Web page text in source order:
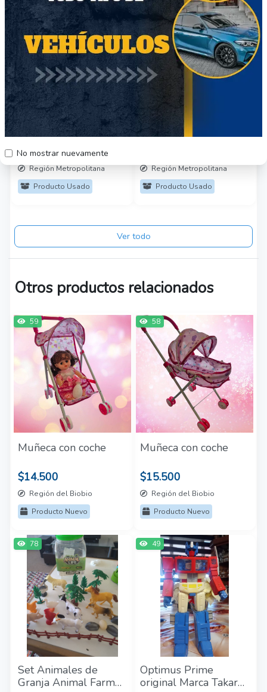
No mostrar nuevamente
Moto Yamaha yzf R1
$7000
Región Metropolitana
Producto Usado
Ford Taurus (racing
champions) Escala
Región Metropolitana
Producto Usado
Ver todo
Otros productos relacionados
59
Muñeca con coche
$14.500
Región del Biobio
Producto Nuevo
58
Muñeca con coche
$15.500
Región del Biobio
Producto Nuevo
78
Set Animales de
Granja Animal Farm
49
Optimus Prime
original Marca Takara